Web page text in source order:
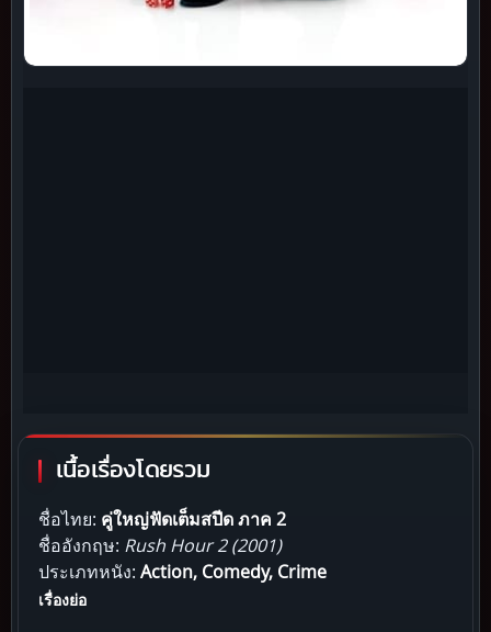
เนื้อเรื่องโดยรวม
ชื่อไทย: คู่ใหญ่ฟัดเต็มสปีด ภาค 2
ชื่ออังกฤษ: Rush Hour 2 (2001)
ประเภทหนัง: Action, Comedy, Crime
เรื่องย่อ